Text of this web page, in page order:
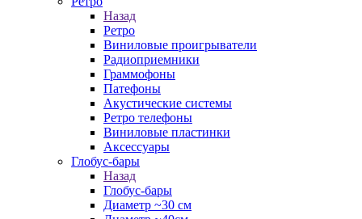
Назад
Ретро
Виниловые проигрыватели
Радиоприемники
Граммофоны
Патефоны
Акустические системы
Ретро телефоны
Виниловые пластинки
Аксессуары
Глобус-бары
Назад
Глобус-бары
Диаметр ~30 см